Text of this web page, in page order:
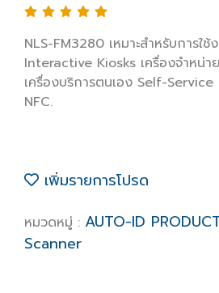
NLS-FM3280 เหมาะสำหรับการใช้
Interactive Kiosks เครื่องจำหน่า
เครื่องบริการตนเอง Self-Service
NFC.
เพิ่มรายการโปรด
หมวดหมู่ : AUTO-ID
Scanner